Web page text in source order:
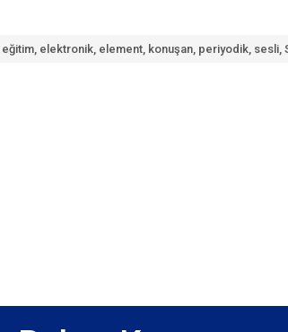
eğitim, elektronik, element, konuşan, periyodik, sesli,